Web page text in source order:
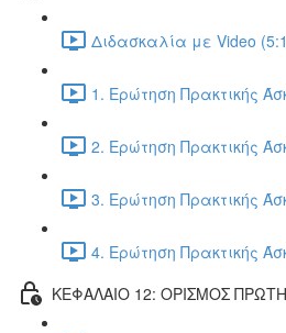
Διδασκαλία με Video
1. Ερώτηση Πρακτικής
2. Ερώτηση Πρακτικής
3. Ερώτηση Πρακτικής
4. Ερώτηση Πρακτικής
ΚΕΦΑΛΑΙΟ 12: ΟΡΙΣΜΟΣ